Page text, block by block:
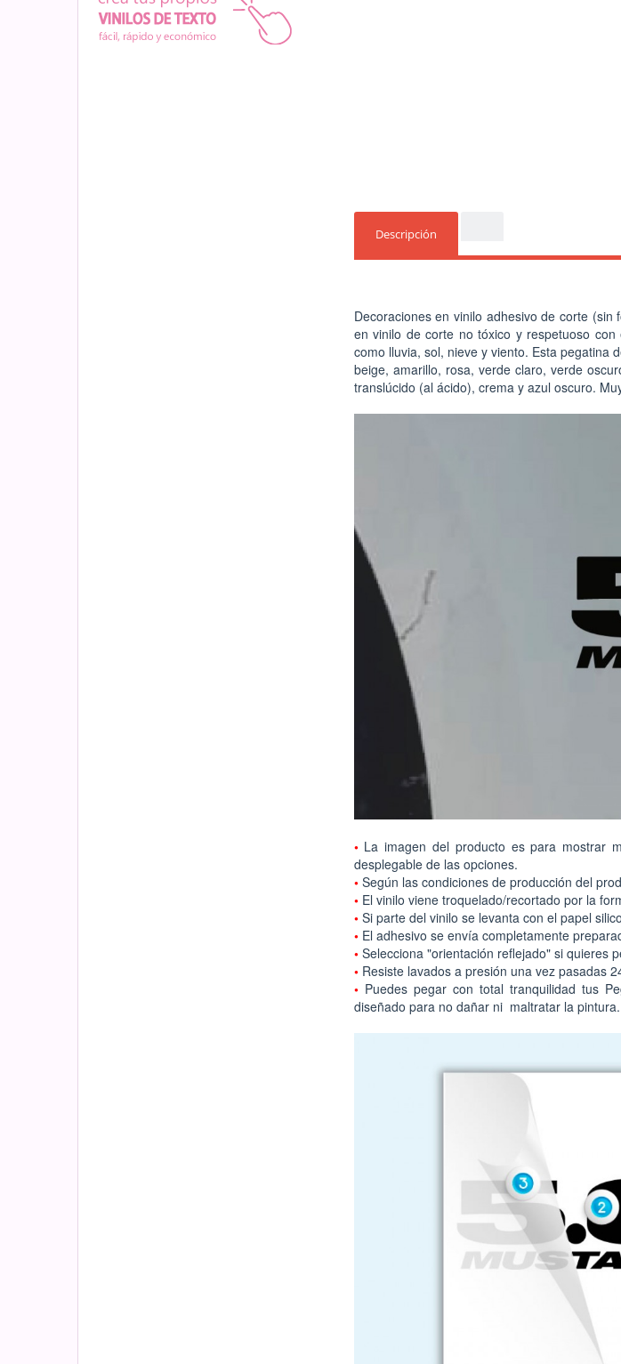
Descripción
Decoraciones en vinilo adhesivo de corte
en vinilo de corte no tóxico y respetuoso
como lluvia, sol, nieve y viento. Esta pegatina
beige, amarillo, rosa, verde claro, verde
translúcido (al ácido), crema y azul oscuro.
• La imagen del producto es para mostrar
desplegable de las opciones.
• Según las condiciones de producción del
• El vinilo viene troquelado/recortado por la
• Si parte del vinilo se levanta con el papel
• El adhesivo se envía completamente
• Selecciona "orientación reflejado" si quieres
• Resiste lavados a presión una vez pasadas
• Puedes pegar con total tranquilidad tus
diseñado para no dañar ni maltratar la pintura.